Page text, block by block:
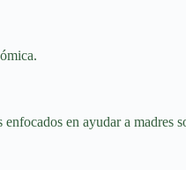
en ayudar a madres